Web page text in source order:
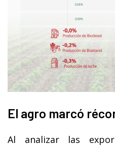
El agro marcó
Al analizar las